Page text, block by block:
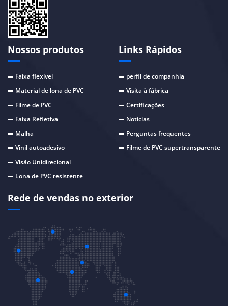
Nossos produtos
Faixa flexível
Material de lona de PVC
Filme de PVC
Faixa Refletiva
Malha
Vinil autoadesivo
Visão Unidirecional
Lona de PVC resistente
Links Rápidos
perfil de companhia
Visita à fábrica
Certificações
Notícias
Perguntas frequentes
Filme de PVC supertransparente
Rede de vendas no exterior